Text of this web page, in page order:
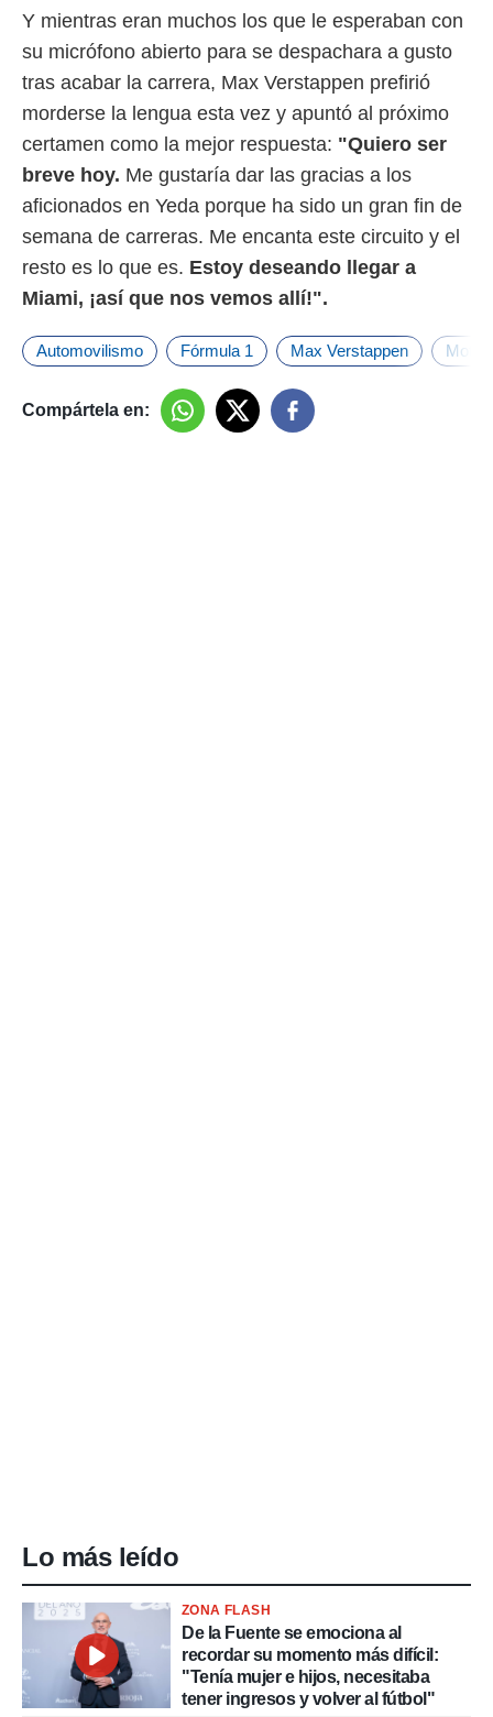
mediante
de
Y mientras eran muchos los que le esperaban con
su micrófono abierto para se despachara a gusto
tras acabar la carrera, Max Verstappen prefirió
morderse la lengua esta vez y apuntó al próximo
certamen como la mejor respuesta: "Quiero ser
breve hoy. Me gustaría dar las gracias a los
aficionados en Yeda porque ha sido un gran fin de
semana de carreras. Me encanta este circuito y el
resto es lo que es. Estoy deseando llegar a
Miami, ¡así que nos vemos allí!".
Automovilismo Fórmula 1 Max Verstappen Motor
Compártela en:
Lo más leído
ZONA FLASH
De la Fuente se emociona al
recordar su momento más difícil:
"Tenía mujer e hijos, necesitaba
tener ingresos y volver al fútbol"